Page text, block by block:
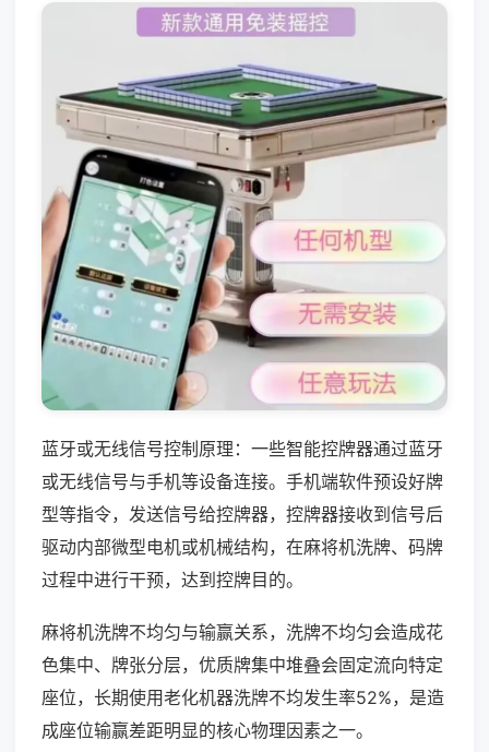
蓝牙或无线信号控制原理：一些智能控牌器通过蓝牙
或无线信号与手机等设备连接。手机端软件预设好牌
型等指令，发送信号给控牌器，控牌器接收到信号后
驱动内部微型电机或机械结构，在麻将机洗牌、码牌
过程中进行干预，达到控牌目的。
麻将机洗牌不均匀与输赢关系，洗牌不均匀会造成花
色集中、牌张分层，优质牌集中堆叠会固定流向特定
座位，长期使用老化机器洗牌不均发生率52%，是造
成座位输赢差距明显的核心物理因素之一。